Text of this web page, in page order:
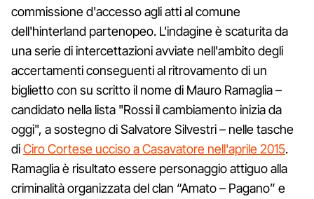
commissione d'accesso agli atti al comune
dell'hinterland partenopeo. L'indagine è scaturita da
una serie di intercettazioni avviate nell'ambito degli
accertamenti conseguenti al ritrovamento di un
biglietto con su scritto il nome di Mauro Ramaglia –
candidato nella lista "Rossi il cambiamento inizia da
oggi", a sostegno di Salvatore Silvestri – nelle tasche
diCiro Cortese ucciso a Casavatore nell'aprile 2015.
Ramaglia è risultato essere personaggio attiguo alla
criminalità organizzata del clan “Amato – Pagano” e